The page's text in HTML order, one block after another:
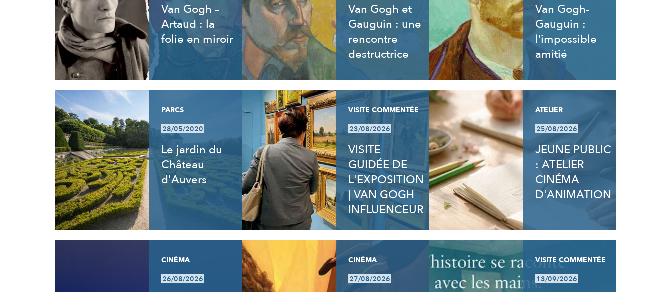
Van Gogh –
Artaud : la
folie en miroir
Van Gogh et
Gauguin : une
rencontre
destructrice
Van Gogh-
Gauguin :
l’impossible
amitié
PARCS
28/05/2020
Le jardin du
Château
d'Auvers
VISITE COMMENTÉE
23/08/2026
VISITE
GUIDÉE DE
L'EXPOSITION
| VAN GOGH
INFLUENCEUR
ATELIER
25/08/2026
JEUNE PUBLIC
: ATELIER
CINÉMA
D'ANIMATION
CINÉMA
26/08/2026
CINÉMA
27/08/2026
VISITE COMMENTÉE
13/09/2026